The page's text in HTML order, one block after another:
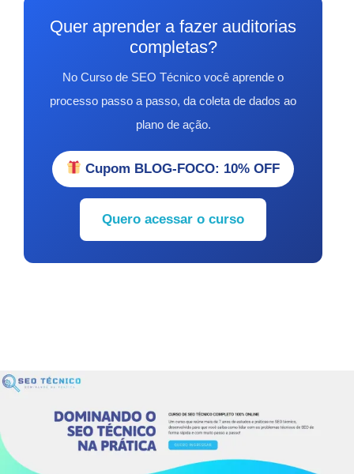
Quer aprender a fazer auditorias
completas?
No Curso de SEO Técnico você aprende o
processo passo a passo, da coleta de dados ao
plano de ação.
Cupom BLOG-FOCO: 10% OFF
Quero acessar o curso